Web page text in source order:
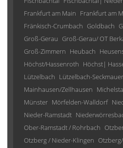
Frankfurt am Main Frankfurt am
Fränkisch-Crumbach Goldbach
Groß-Gerau Groß-Gerau/ OT
Groß-Zimmern Heubach
Höchst/Hassenroth Höchst|
Lützelbach Lützelbach-
Mainhausen/Zellhausen
Münster Mörfelden-Walldorf
Nieder-Ramstadt
Ober-Ramstadt / Rohrbach
Otzberg / Nieder-Klingen